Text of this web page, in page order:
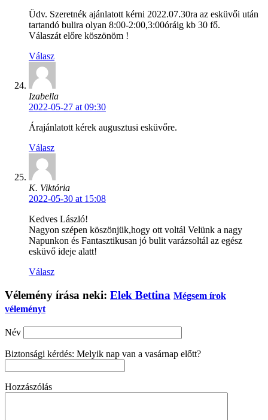
Üdv. Szeretnék ajánlatott kérni 2022.07.30ra az esküvői után
tartandó bulira olyan 8:00-2:00,3:00óráig kb 30 fő.
Válaszát előre köszönöm !
Válasz
Izabella
2022-05-27 at 09:30
Árajánlatott kérek augusztusi esküvőre.
Válasz
K. Viktória
2022-05-30 at 15:08
Kedves László!
Nagyon szépen köszönjük,hogy ott voltál Velünk a nagy
Napunkon és Fantasztikusan jó bulit varázsoltál az egész
esküvő ideje alatt!
Válasz
Vélemény írása neki: Elek Bettina Mégsem írok
véleményt
Név
Biztonsági kérdés: Melyik nap van a vasárnap előtt?
Hozzászólás